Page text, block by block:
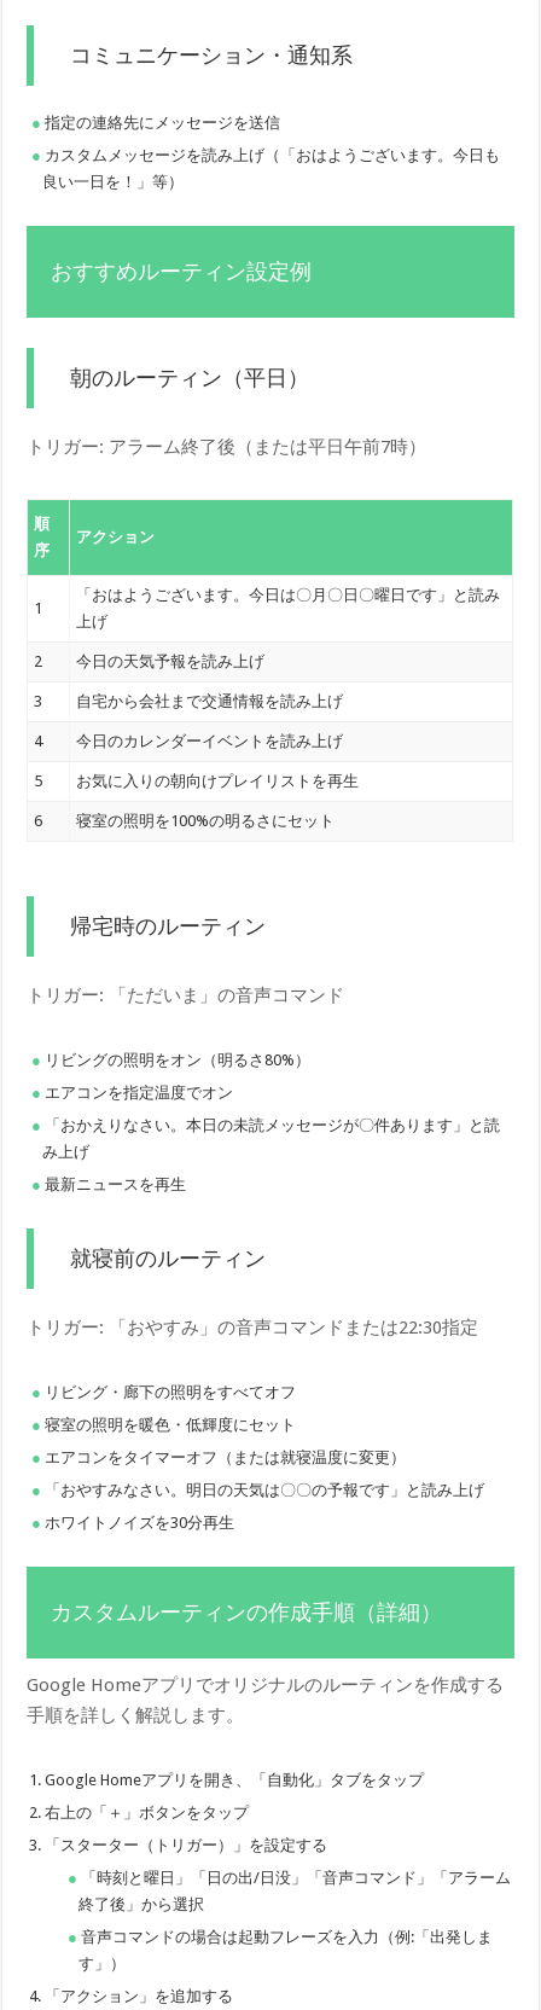
コミュニケーション・通知系
指定の連絡先にメッセージを送信
カスタムメッセージを読み上げ（「おはようございます。今日も
良い一日を！」等）
おすすめルーティン設定例
朝のルーティン（平日）
トリガー: アラーム終了後（または平日午前7時）
順
序
アクション
1
「おはようございます。今日は〇月〇日〇曜日です」と読み
上げ
2 今日の天気予報を読み上げ
3 自宅から会社まで交通情報を読み上げ
4 今日のカレンダーイベントを読み上げ
5 お気に入りの朝向けプレイリストを再生
6 寝室の照明を100%の明るさにセット
帰宅時のルーティン
トリガー: 「ただいま」の音声コマンド
リビングの照明をオン（明るさ80%）
エアコンを指定温度でオン
「おかえりなさい。本日の未読メッセージが〇件あります」と読
み上げ
最新ニュースを再生
就寝前のルーティン
トリガー: 「おやすみ」の音声コマンドまたは22:30指定
リビング・廊下の照明をすべてオフ
寝室の照明を暖色・低輝度にセット
エアコンをタイマーオフ（または就寝温度に変更）
「おやすみなさい。明日の天気は〇〇の予報です」と読み上げ
ホワイトノイズを30分再生
カスタムルーティンの作成手順（詳細）
Google Homeアプリでオリジナルのルーティンを作成する
手順を詳しく解説します。
Google Homeアプリを開き、「自動化」タブをタップ
右上の「＋」ボタンをタップ
「スターター（トリガー）」を設定する
「時刻と曜日」「日の出/日没」「音声コマンド」「アラーム
終了後」から選択
音声コマンドの場合は起動フレーズを入力（例:「出発しま
す」）
「アクション」を追加する